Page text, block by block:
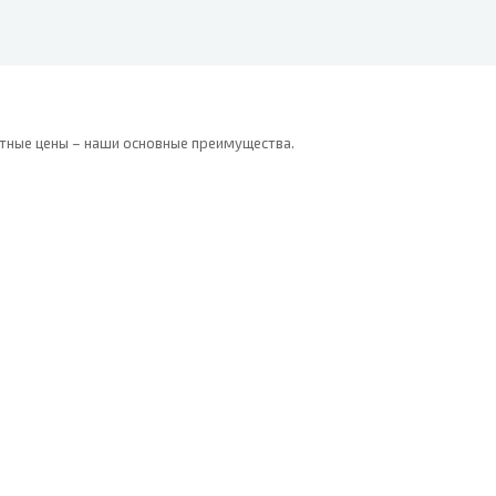
цены – наши основные преимущества.